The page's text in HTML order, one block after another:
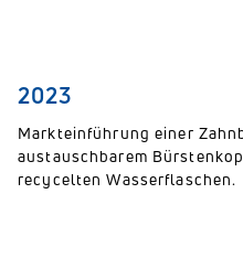
2023
Markteinführung einer
austauschbarem
recycelten Wasserflaschen.